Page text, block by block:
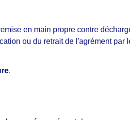
en main propre contre
ou du retrait de l'agrément par
.